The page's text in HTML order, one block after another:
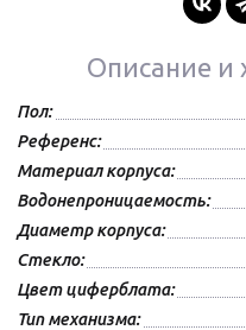
Описание и
Пол:
Референс:
Материал корпуса:
Водонепроницаемость:
Диаметр корпуса:
Стекло:
Цвет циферблата:
Тип механизма: